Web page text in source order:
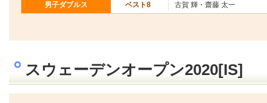
男子ダブルス ベスト8 古賀 輝・齋藤 太一
スウェーデンオープン2020[IS]